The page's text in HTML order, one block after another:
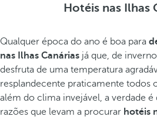
Hotéis nas Ilhas
Qualquer época do ano é boa para
nas Ilhas Canárias já que, de
desfruta de uma temperatura
resplandecente praticamente todos
além do clima invejável, a verdade
razões que levam a procurar hotéis